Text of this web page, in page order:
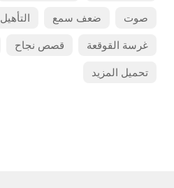
صوت
ضعف سمع التأهيل
غرسة القوقعة
قصص نجاح
تحميل المزيد